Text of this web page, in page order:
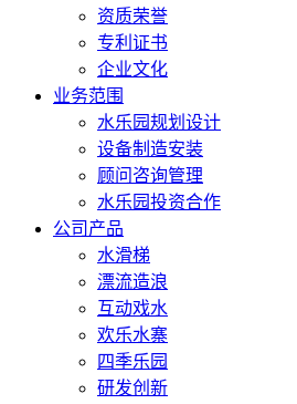
资质荣誉
专利证书
企业文化
业务范围
水乐园规划设计
设备制造安装
顾问咨询管理
水乐园投资合作
公司产品
水滑梯
漂流造浪
互动戏水
欢乐水寨
四季乐园
研发创新